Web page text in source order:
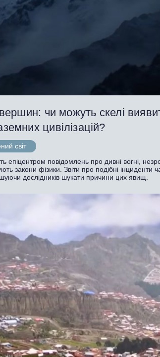
чи можуть скелі
цивілізацій?
світ
епіцентром повідомлень про дивні вогні,
закони фізики. Звіти про подібні інциденти
дослідників шукати причини цих явищ.